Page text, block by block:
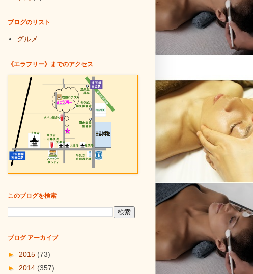
ブログのリスト
グルメ
《エラフリー》までのアクセス
このブログを検索
ブログ アーカイブ
► 2015 (73)
► 2014 (357)